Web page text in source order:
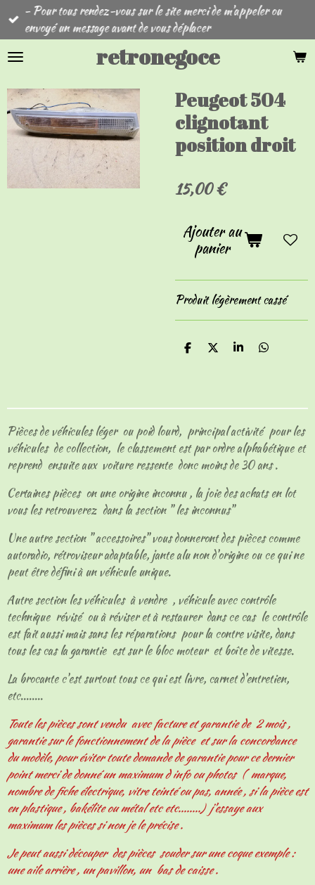
Passer
principal
retronegoce
- Pour tous rendez-vous sur le site merci de m'appeler ou
envoyé un message avant de vous déplacer
Peugeot 504
clignotant
position droit
15,00 €
Ajouter au
panier
Produit légèrement cassé
P
g
r
P
g
r
P
g
r
P
g
r
Pièces de véhicules léger ou poid lourd, principal activité pour les
véhicules de collection, le classement est par ordre alphabétique et
reprend ensuite aux voiture ressente donc moins de 30 ans .
Certaines pièces on une origine inconnu , la joie des achats en lot
vous les retrouverez dans la section " les inconnus"
Une autre section " accessoires" vous donneront des pièces comme
autoradio, rétroviseur adaptable, jante alu non d'origine ou ce qui ne
peut être défini à un véhicule unique.
Autre section les véhicules à vendre , véhicule avec contrôle
technique révisé ou à réviser et à restaurer dans ce cas le contrôle
est fait aussi mais sans les réparations pour la contre visite, dans
tous les cas la garantie est sur le bloc moteur et boîte de vitesse.
La brocante c'est surtout tous ce qui est livre, carnet d'entretien,
etc........
Toute les pièces sont vendu avec facture et garantie de 2 mois ,
garantie sur le fonctionnement de la pièce et sur la concordance
du modèle, pour éviter toute demande de garantie pour ce dernier
point merci de donné un maximum d info ou photos ( marque,
nombre de fiche électrique, vitre teinté ou pas, année , si la pièce est
en plastique , bakélite ou métal etc etc........) j'essaye aux
maximum les pièces si non je le précise .
Je peut aussi découper des pièces souder sur une coque exemple :
une aile arrière , un pavillon, un bas de caisse .